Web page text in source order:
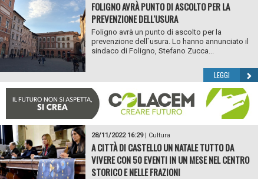
FOLIGNO AVRÀ PUNTO DI ASCOLTO PER LA
PREVENZIONE DELL'USURA
Foligno avrà un punto di ascolto per la
prevenzione dell`usura. Lo hanno annunciato il
sindaco di Foligno, Stefano Zucca...
LEGGI
28/11/2022 16:29| Cultura
A CITTÀ DI CASTELLO UN NATALE TUTTO DA
VIVERE CON 50 EVENTI IN UN MESE NEL CENTRO
STORICO E NELLE FRAZIONI